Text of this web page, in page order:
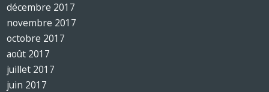
décembre 2017
novembre 2017
octobre 2017
août 2017
juillet 2017
juin 2017